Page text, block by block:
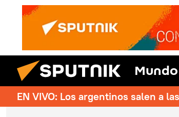
Mundo
EN VIVO: Los argentinos salen a